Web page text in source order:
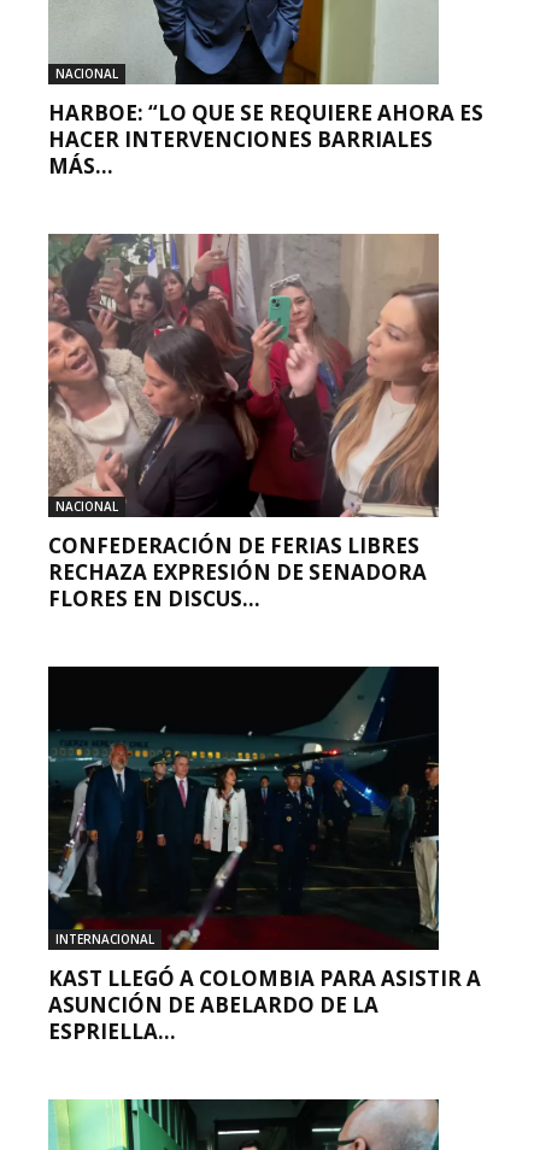
NACIONAL
HARBOE: “LO QUE SE REQUIERE AHORA ES
HACER INTERVENCIONES BARRIALES
MÁS...
NACIONAL
CONFEDERACIÓN DE FERIAS LIBRES
RECHAZA EXPRESIÓN DE SENADORA
FLORES EN DISCUS...
INTERNACIONAL
KAST LLEGÓ A COLOMBIA PARA ASISTIR A
ASUNCIÓN DE ABELARDO DE LA
ESPRIELLA...